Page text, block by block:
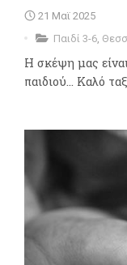
21 Μαϊ 2025
Παιδί 3-6,
Η σκέψη μας
παιδιού... Καλό